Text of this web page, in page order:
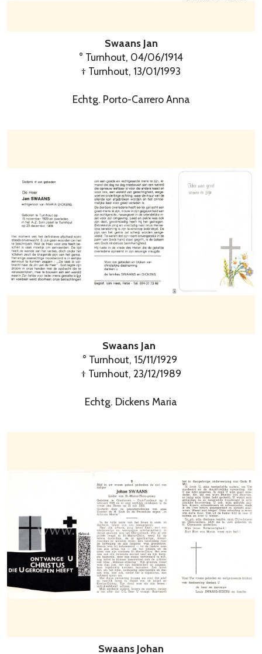
Swaans Jan
° Turnhout, 04/06/1914
† Turnhout, 13/01/1993
Echtg. Porto-Carrero Anna
Swaans Jan
° Turnhout, 15/11/1929
† Turnhout, 23/12/1989
Echtg. Dickens Maria
Swaans Johan